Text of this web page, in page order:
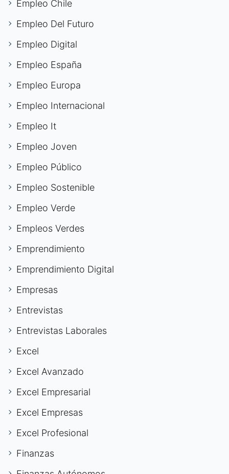
Empleo Chile
Empleo Del Futuro
Empleo Digital
Empleo España
Empleo Europa
Empleo Internacional
Empleo It
Empleo Joven
Empleo Público
Empleo Sostenible
Empleo Verde
Empleos Verdes
Emprendimiento
Emprendimiento Digital
Empresas
Entrevistas
Entrevistas Laborales
Excel
Excel Avanzado
Excel Empresarial
Excel Empresas
Excel Profesional
Finanzas